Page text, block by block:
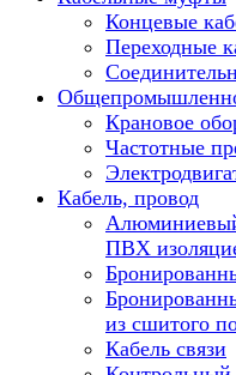
Концевые
Переходные
Крановое
Частотные
Кабель, провод
ПВХ
из сшитого
Кабель связи